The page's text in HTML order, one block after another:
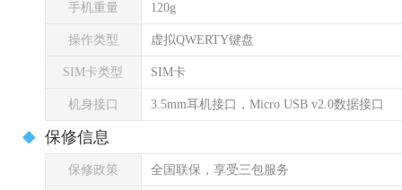
手机重量 120g
操作类型 虚拟QWERTY键盘
SIM卡类型 SIM卡
机身接口 3.5mm耳机接口，Micro USB v2.0数据接口
保修信息
保修政策 全国联保，享受三包服务